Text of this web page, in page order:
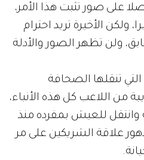
على صور تثبت هذا الأمر،
ولكن الأخيرة تريد احترام
ولن تظهر الصور والأدلة
تنقلها الصحافة
من اللاعب كل هذه الأنباء،
وانتقل للعيش بمفرده منذ
تدهور علاقة الشريكين على مر